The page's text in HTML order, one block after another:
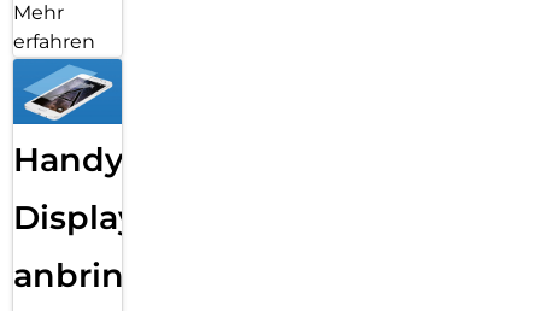
Mehr
erfahren
Handy
Displayfolie
anbringen